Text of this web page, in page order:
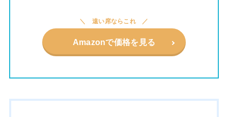
遠い席ならこれ
Amazonで価格を見る